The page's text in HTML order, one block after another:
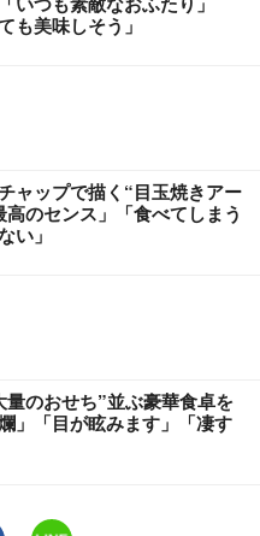
も美味しそう」
ャップで描く“目玉焼きアー
高のセンス」「食べてしまう
い」
量のおせち”並ぶ豪華食卓を
」「目が眩みます」「凄す